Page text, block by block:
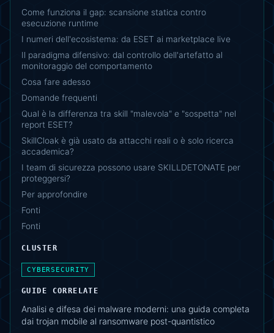
Come funziona il gap: scansione statica contro
esecuzione runtime
I numeri dell'ecosistema: da ESET ai marketplace live
Il paradigma difensivo: dal controllo dell'artefatto al
monitoraggio del comportamento
Cosa fare adesso
Domande frequenti
Qual è la differenza tra skill "malevola" e "sospetta" nel
report ESET?
SkillCloak è già usato da attacchi reali o è solo ricerca
accademica?
I team di sicurezza possono usare SKILLDETONATE per
proteggersi?
Per approfondire
Fonti
Fonti
CLUSTER
CYBERSECURITY
GUIDE CORRELATE
Analisi e difesa dei malware moderni: una guida completa
dai trojan mobile al ransomware post-quantistico